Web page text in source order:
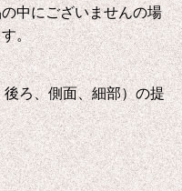
中にございませんの場
。
ろ、側面、細部）の提